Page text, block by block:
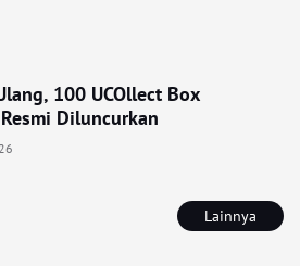
Lainnya
100 UCOllect Box
Diluncurkan